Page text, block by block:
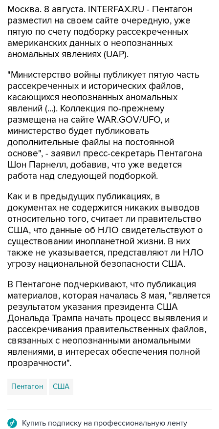
пятую по счету подборку рассекреченных
американских данных о неопознанных
аномальных явлениях (UAP).
"Министерство войны публикует пятую часть
касающихся неопознанных аномальных
явлений (...). Коллекция по-прежнему
размещена на сайте WAR.GOV/UFO, и
министерство будет публиковать
дополнительные файлы на постоянной
основе", - заявил пресс-секретарь Пентагона
Шон Парнелл, добавив, что уже ведется
работа над следующей подборкой.
Как и в предыдущих публикациях, в
относительно того, считает ли правительство
США, что данные об НЛО свидетельствуют о
существовании инопланетной жизни. В них
также не указывается, представляют ли НЛО
угрозу национальной безопасности США.
В Пентагоне подчеркивают, что публикация
результатом указания президента США
Дональда Трампа начать процесс выявления и
рассекречивания правительственных файлов,
связанных с неопознанными аномальными
явлениями, в интересах обеспечения полной
прозрачности".
Пентагон США
Подписаться на рассылку главных новостей сайта